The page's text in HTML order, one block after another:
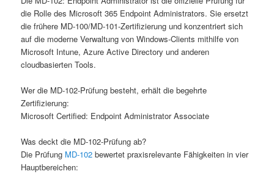
die Rolle des Microsoft 365 Endpoint Administrators. Sie ersetzt
die frühere MD-100/MD-101-Zertifizierung und konzentriert sich
auf die moderne Verwaltung von Windows-Clients mithilfe von
Microsoft Intune, Azure Active Directory und anderen
cloudbasierten Tools.
Wer die MD-102-Prüfung besteht, erhält die begehrte
Zertifizierung:
Microsoft Certified: Endpoint Administrator Associate
Was deckt die MD-102-Prüfung ab?
Die Prüfung MD-102 bewertet praxisrelevante Fähigkeiten in vier
Hauptbereichen: